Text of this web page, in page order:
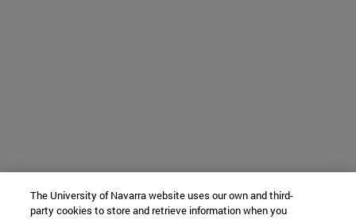
The University of Navarra website uses our own and third-
party cookies to store and retrieve information when you